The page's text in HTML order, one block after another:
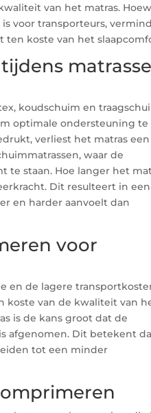
van het matras.
voor transporteurs,
ten koste van het
koudschuim en
optimale ondersteuning te
verliest het matras
waar de
staan. Hoe langer het
Dit resulteert in een
en harder aanvoelt dan
voor
en de lagere
koste van de kwaliteit van
is de kans groot dat de
afgenomen. Dit betekent
tot een minder